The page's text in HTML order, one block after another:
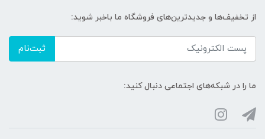
از تخفیف‌ها و جدیدترین‌های فروشگاه ما باخبر شوید:
ثبت‌نام
ما را در شبکه‌های اجتماعی دنبال کنید: